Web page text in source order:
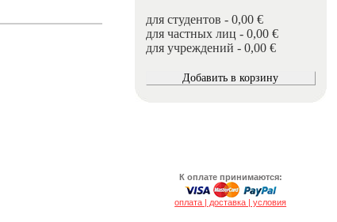
для студентов - 0,00 €
для частных лиц - 0,00 €
для учреждений - 0,00 €
К оплате принимаются:
оплата | доставка | условия